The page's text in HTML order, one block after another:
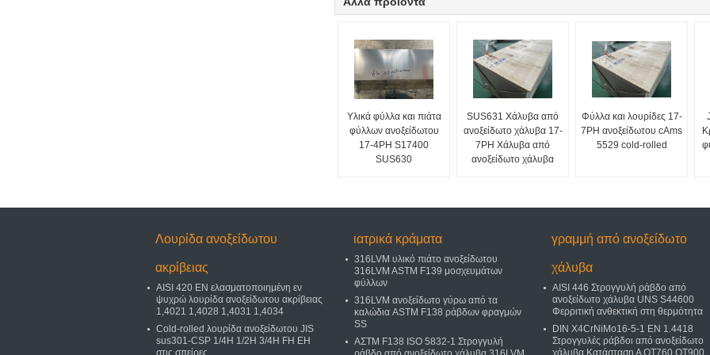
Υλικά φύλλα και πιάτα
φύλλων ανοξείδωτου
17-4PH S17400
SUS630
SUS631 Χάλυβα από
ανοξείδωτο χάλυβα 17-
7PH Χάλυβα από
ανοξείδωτο χάλυβα
Φύλλα και λουρίδες 17-
7PH ανοξείδωτου cAms
5529 cold-rolled
Λουρίδα ανοξείδωτου
ακρίβειας
AISI 420 EN ελασματοποιημένη εν
ψυχρώ λουρίδα ανοξείδωτου ακρίβειας
1,4021 1,4028 1,4031 1,4034
Cold-rolled λουρίδα ανοξείδωτου JIS
sus301-CSP 1/4H 1/2H 3/4H FH EH
στις σπείρες
ιατρικά κράματα
316LVM υλικό πιάτο ανοξείδωτου
316LVM ASTM F139 μοσχευμάτων
φύλλων
316LVM ανοξείδωτο γύρω από τα
καλώδια ASTM F138 ράβδων φραγμών
SS
ΑΣTM F138 ISO 5832-1 Στρογγυλή
γραμμή από ανοξείδωτο
χάλυβα
AISI 446 Στρογγυλή ράβδο από
ανοξείδωτο χάλυβα UNS S44600
Φερριτική ανθεκτική στη θερμότητα
DIN X4CrNiMo16-5-1 EN 1.4418
Στρογγυλές ράβδοι από ανοξείδωτο
χάλυβα Κατάσταση Α QT760 QT900